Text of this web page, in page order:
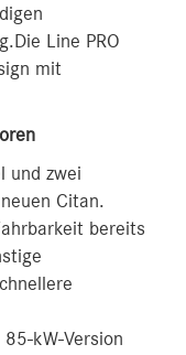
Line PRO
mit
und zwei
Citan.
bereits
kW-Version